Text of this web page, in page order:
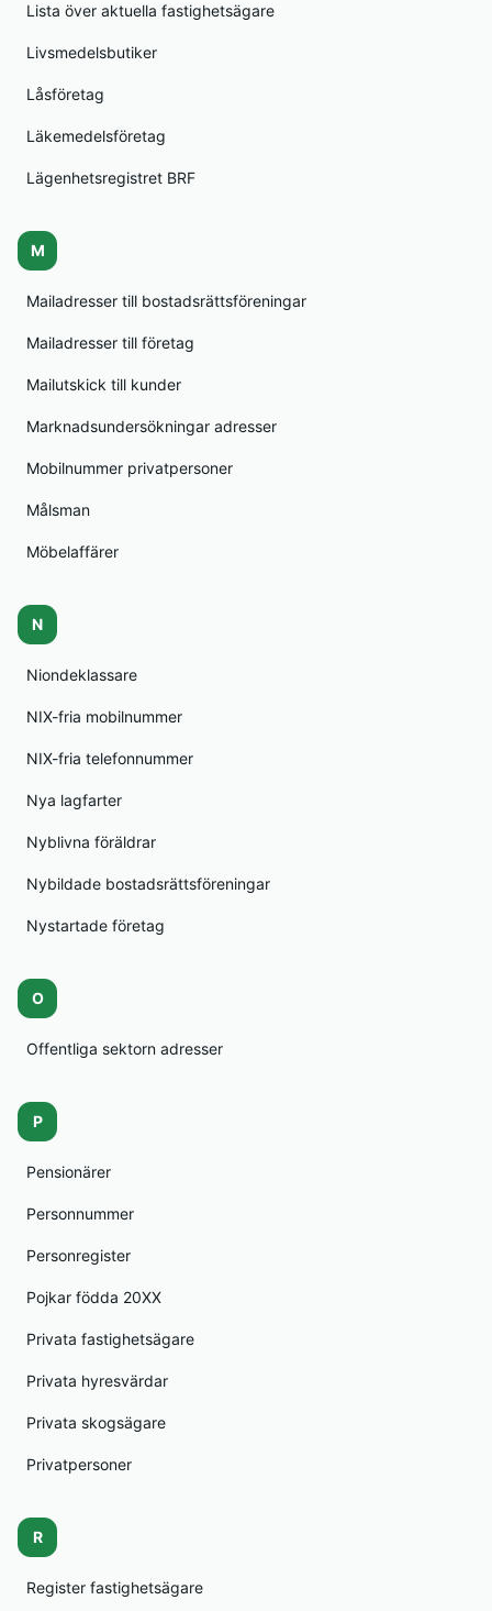
Lista över aktuella fastighetsägare
Livsmedelsbutiker
Låsföretag
Läkemedelsföretag
Lägenhetsregistret BRF
M
Mailadresser till bostadsrättsföreningar
Mailadresser till företag
Mailutskick till kunder
Marknadsundersökningar adresser
Mobilnummer privatpersoner
Målsman
Möbelaffärer
N
Niondeklassare
NIX-fria mobilnummer
NIX-fria telefonnummer
Nya lagfarter
Nyblivna föräldrar
Nybildade bostadsrättsföreningar
Nystartade företag
O
Offentliga sektorn adresser
P
Pensionärer
Personnummer
Personregister
Pojkar födda 20XX
Privata fastighetsägare
Privata hyresvärdar
Privata skogsägare
Privatpersoner
R
Register fastighetsägare